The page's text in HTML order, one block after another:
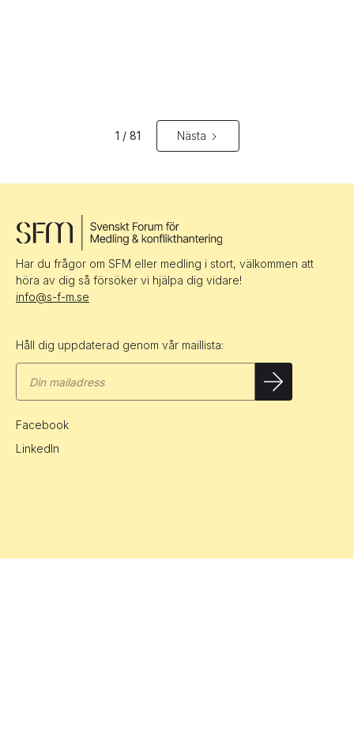
1 / 81 Nästa
Har du frågor om SFM eller medling i stort, välkommen att
höra av dig så försöker vi hjälpa dig vidare!
info@s-f-m.se
Håll dig uppdaterad genom vår maillista:
Facebook
LinkedIn